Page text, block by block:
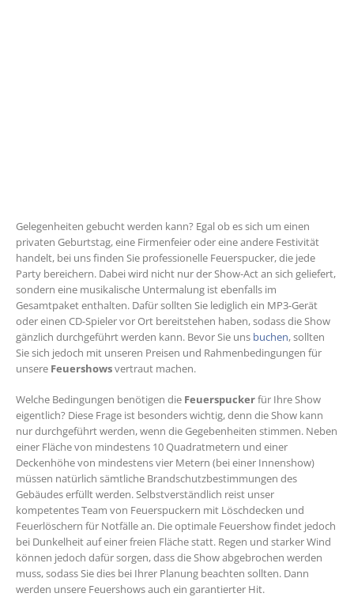
Gelegenheiten gebucht werden kann? Egal ob es sich um einen
privaten Geburtstag, eine Firmenfeier oder eine andere Festivität
handelt, bei uns finden Sie professionelle Feuerspucker, die jede
Party bereichern. Dabei wird nicht nur der Show-Act an sich geliefert,
sondern eine musikalische Untermalung ist ebenfalls im
Gesamtpaket enthalten. Dafür sollten Sie lediglich ein MP3-Gerät
oder einen CD-Spieler vor Ort bereitstehen haben, sodass die Show
gänzlich durchgeführt werden kann. Bevor Sie uns buchen, sollten
Sie sich jedoch mit unseren Preisen und Rahmenbedingungen für
unsere Feuershowsvertraut machen.
Welche Bedingungen benötigen die Feuerspuckerfür Ihre Show
eigentlich? Diese Frage ist besonders wichtig, denn die Show kann
nur durchgeführt werden, wenn die Gegebenheiten stimmen. Neben
einer Fläche von mindestens 10 Quadratmetern und einer
Deckenhöhe von mindestens vier Metern (bei einer Innenshow)
müssen natürlich sämtliche Brandschutzbestimmungen des
Gebäudes erfüllt werden. Selbstverständlich reist unser
kompetentes Team von Feuerspuckern mit Löschdecken und
Feuerlöschern für Notfälle an. Die optimale Feuershow findet jedoch
bei Dunkelheit auf einer freien Fläche statt. Regen und starker Wind
können jedoch dafür sorgen, dass die Show abgebrochen werden
muss, sodass Sie dies bei Ihrer Planung beachten sollten. Dann
werden unsere Feuershows auch ein garantierter Hit.